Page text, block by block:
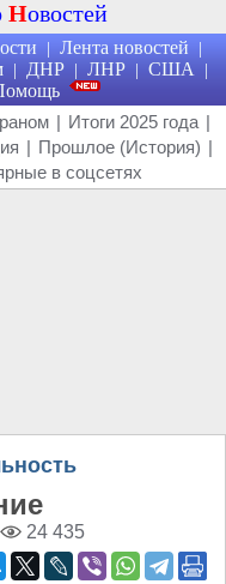
Новостей
| Лента новостей |
| ДНР | ЛНР | США |
| Итоги 2025 года |
| Прошлое (История) |
в соцсетях
24 435